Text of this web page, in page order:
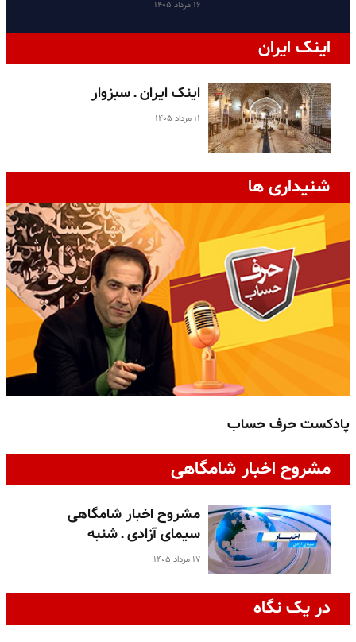
۱۶ مرداد ۱۴۰۵
اینک ایران
اینک ایران ـ سبزوار
۱۱ مرداد ۱۴۰۵
شنیداری ها
پادکست حرف حساب
مشروح اخبار شامگاهی
مشروح اخبار شامگاهی
سیمای آزادی ـ شنبه
۱۷ مرداد ۱۴۰۵
در یک نگاه